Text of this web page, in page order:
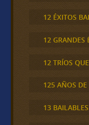
12 ÉXITOS
12 GRANDES
12 TRÍOS
125 AÑOS DE
13